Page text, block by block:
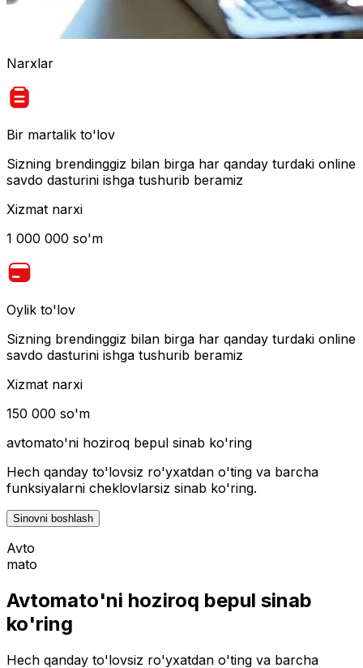
Narxlar
Bir martalik to'lov
Sizning brendinggiz bilan birga har qanday turdaki online
savdo dasturini ishga tushurib beramiz
Xizmat narxi
1 000 000 so'm
Oylik to'lov
Sizning brendinggiz bilan birga har qanday turdaki online
savdo dasturini ishga tushurib beramiz
Xizmat narxi
150 000 so'm
avtomato'ni hoziroq bepul sinab ko'ring
Hech qanday to'lovsiz ro'yxatdan o'ting va barcha
funksiyalarni cheklovlarsiz sinab ko'ring.
Sinovni boshlash
Avto
mato
Avtomato'ni hoziroq bepul sinab
ko'ring
Hech qanday to'lovsiz ro'yxatdan o'ting va barcha